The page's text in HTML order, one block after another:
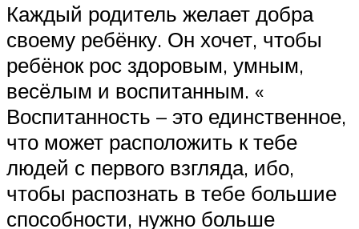
Каждый родитель желает добра
своему ребёнку. Он хочет, чтобы
ребёнок рос здоровым, умным,
весёлым и воспитанным. «
Воспитанность – это единственное,
что может расположить к тебе
людей с первого взгляда, ибо,
чтобы распознать в тебе большие
способности, нужно больше